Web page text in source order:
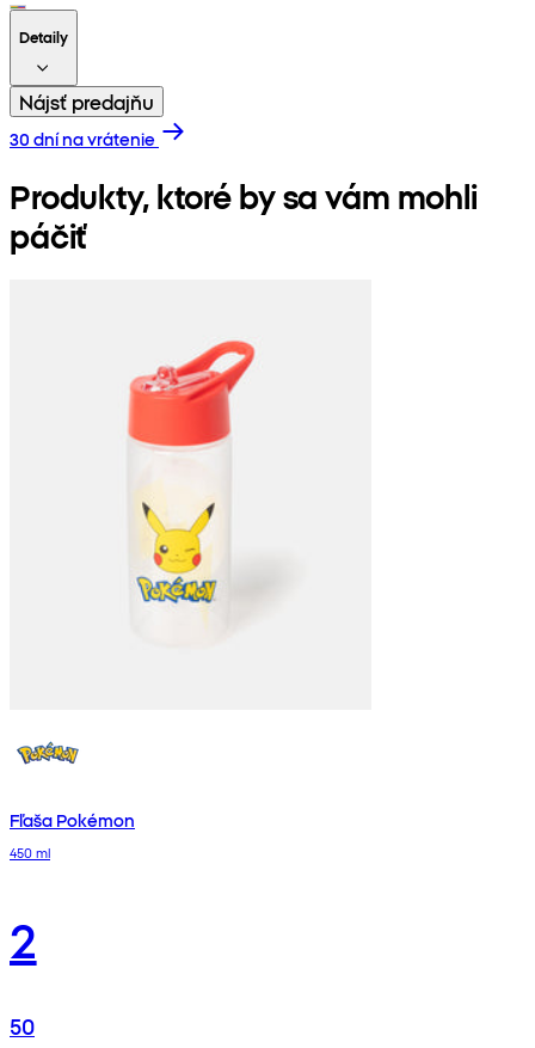
Detaily
Nájsť predajňu
30 dní na vrátenie
Produkty, ktoré by sa vám mohli
páčiť
Fľaša Pokémon
450 ml
2
50